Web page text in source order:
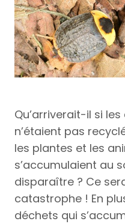
Qu’arriverait-il si
n’étaient pas
les plantes et les
s’accumulaient au
disparaître ? Ce
catastrophe ! En
déchets qui